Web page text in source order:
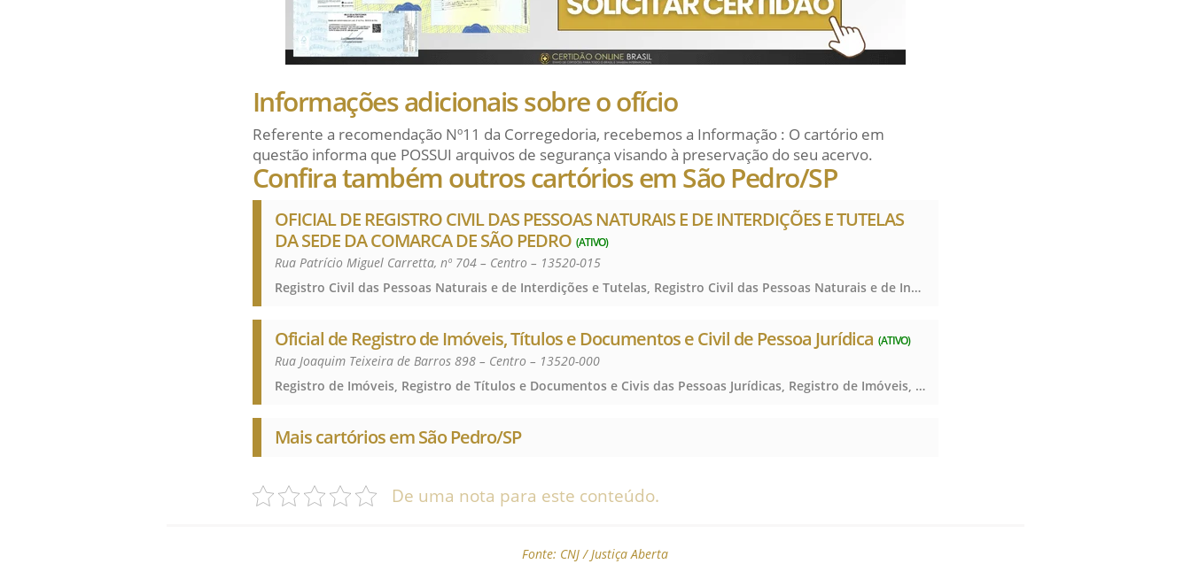
Informações adicionais sobre o ofício
Referente a recomendação Nº11 da Corregedoria, recebemos a Informação : O cartório em
questão informa que POSSUI arquivos de segurança visando à preservação do seu acervo.
Confira também outros cartórios em São Pedro/SP
OFICIAL DE REGISTRO CIVIL DAS PESSOAS NATURAIS E DE INTERDIÇÕES E TUTELAS
DA SEDE DA COMARCA DE SÃO PEDRO (ATIVO)
Rua Patrício Miguel Carretta, nº 704 – Centro – 13520-015
Registro Civil das Pessoas Naturais e de Interdições e Tutelas, Registro Civil das Pessoas Naturais e de Interdições e Tutelas, Registro Civil das Pessoas Naturais e de Interdições e Tutelas
Oficial de Registro de Imóveis, Títulos e Documentos e Civil de Pessoa Jurídica (ATIVO)
Rua Joaquim Teixeira de Barros 898 – Centro – 13520-000
Registro de Imóveis, Registro de Títulos e Documentos e Civis das Pessoas Jurídicas, Registro de Imóveis, Registro de Títulos e Documentos e Civis das Pessoas Jurídicas, Registro de Imóveis, Registro de Títulos e Documentos e Civis das Pessoas Jurídicas
Mais cartórios em São Pedro/SP
De uma nota para este conteúdo.
Fonte: CNJ / Justiça Aberta